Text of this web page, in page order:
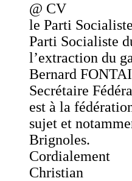
@ CV
le Parti
Parti Socialiste
l’extraction du
Bernard
Secrétaire
est à la
sujet et
Brignoles.
Cordialement
Christian